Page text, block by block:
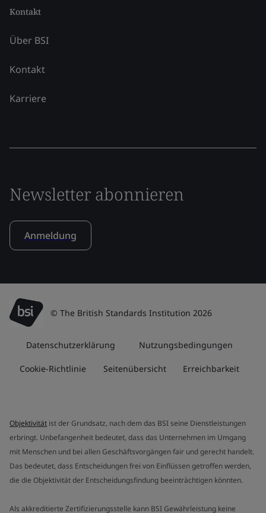
Kontakt
Über BSI
Kontakt
Karriere
Newsletter abonnieren
Anmeldung
© The British Standards Institution 2026
Datenschutzerklärung Nutzungsbedingungen
Cookie-Richtlinie Seitenübersicht Erreichbarkeit
Objektivität ist der Grundsatz, nach dem das BSI seine Dienstleistungen
erbringt. Unbefangenheit bedeutet, dass das Unternehmen im Umgang
mit Menschen und bei allen Geschäftsvorgängen fair und gerecht handelt.
Das bedeutet, dass Entscheidungen frei von Einflüssen getroffen werden,
die die Objektivität der Entscheidungsfindung beeinträchtigen könnten.
Als akkreditierte Zertifizierungsstelle kann BSI Gewährleistung keine